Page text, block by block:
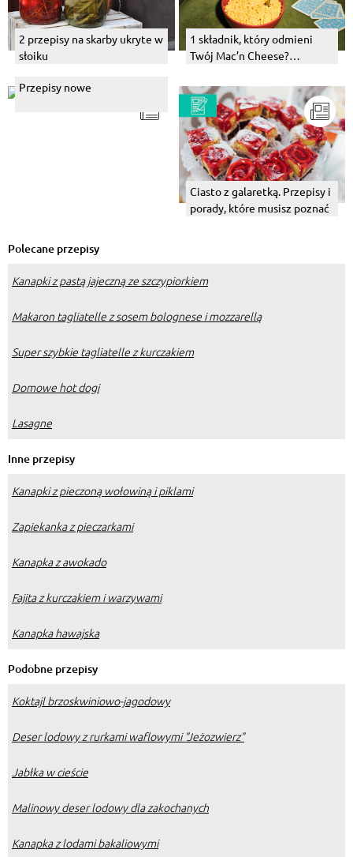
2 przepisy na skarby ukryte w
słoiku
1 składnik, który odmieni
Twój Mac’n Cheese?
przepisy
Przepisy nowe
Ciasto z galaretką. Przepisy i
porady, które musisz poznać
Polecane przepisy
Kanapki z pastą jajeczną ze szczypiorkiem
Makaron tagliatelle z sosem bolognese i mozzarellą
Super szybkie tagliatelle z kurczakiem
Domowe hot dogi
Lasagne
Inne przepisy
Kanapki z pieczoną wołowiną i piklami
Zapiekanka z pieczarkami
Kanapka z awokado
Fajita z kurczakiem i warzywami
Kanapka hawajska
Podobne przepisy
Koktajl brzoskwiniowo-jagodowy
Deser lodowy z rurkami waflowymi "Jeżozwierz"
Jabłka w cieście
Malinowy deser lodowy dla zakochanych
Kanapka z lodami bakaliowymi